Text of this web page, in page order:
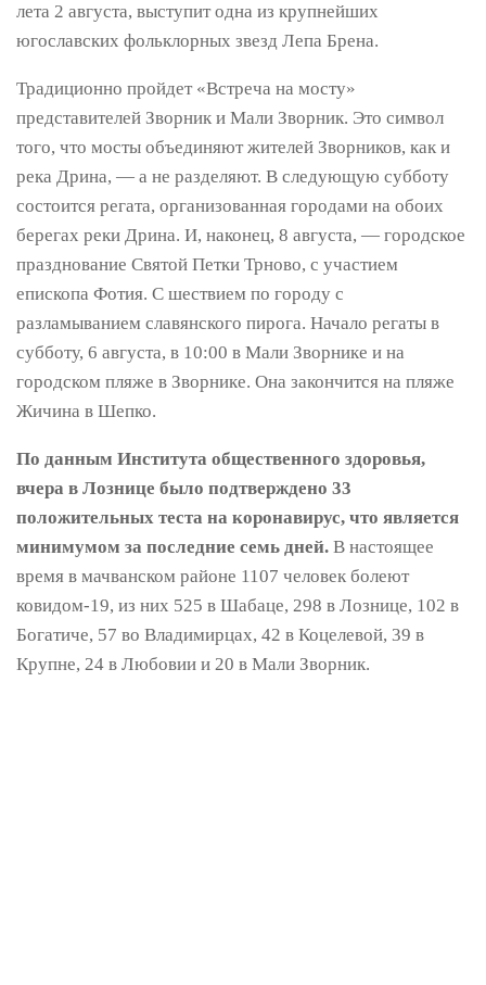
лета 2 августа, выступит одна из крупнейших
югославских фольклорных звезд Лепа Брена.
Традиционно пройдет «Встреча на мосту»
представителей Зворник и Мали Зворник. Это символ
того, что мосты объединяют жителей Зворников, как и
река Дрина, — а не разделяют. В следующую субботу
состоится регата, организованная городами на обоих
берегах реки Дрина. И, наконец, 8 августа, — городское
празднование Святой Петки Трново, с участием
епископа Фотия. С шествием по городу с
разламыванием славянского пирога. Начало регаты в
субботу, 6 августа, в 10:00 в Мали Зворнике и на
городском пляже в Зворнике. Она закончится на пляже
Жичина в Шепко.
По данным Института общественного здоровья,
вчера в Лознице было подтверждено 33
положительных теста на коронавирус, что является
минимумом за последние семь дней. В настоящее
время в мачванском районе 1107 человек болеют
ковидом-19, из них 525 в Шабаце, 298 в Лознице, 102 в
Богатиче, 57 во Владимирцах, 42 в Коцелевой, 39 в
Крупне, 24 в Любовии и 20 в Мали Зворник.